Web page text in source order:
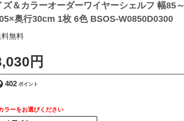
ズ＆カラーオーダーワイヤーシェルフ 幅85～
奥行30cm 1枚 6色 BSOS-W0850D0300
円
402
料込 ]
ラーをお選びください